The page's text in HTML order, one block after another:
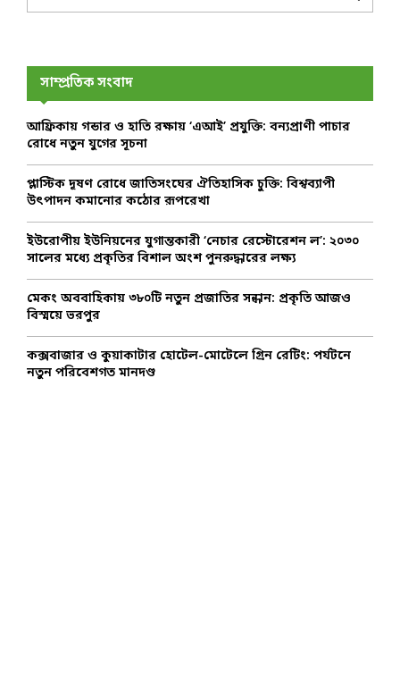
f
r
E
A
সাম্প্রতিক সংবাদ
আফ্রিকায় গন্ডার ও হাতি রক্ষায় ‘এআই’ প্রযুক্তি: বন্যপ্রাণী পাচার
রোধে নতুন যুগের সূচনা
প্লাস্টিক দূষণ রোধে জাতিসংঘের ঐতিহাসিক চুক্তি: বিশ্বব্যাপী
উৎপাদন কমানোর কঠোর রূপরেখা
ইউরোপীয় ইউনিয়নের যুগান্তকারী ‘নেচার রেস্টোরেশন ল’: ২০৩০
সালের মধ্যে প্রকৃতির বিশাল অংশ পুনরুদ্ধারের লক্ষ্য
মেকং অববাহিকায় ৩৮০টি নতুন প্রজাতির সন্ধান: প্রকৃতি আজও
বিস্ময়ে ভরপুর
কক্সবাজার ও কুয়াকাটার হোটেল-মোটেলে গ্রিন রেটিং: পর্যটনে
নতুন পরিবেশগত মানদণ্ড